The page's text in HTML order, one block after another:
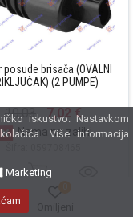
posude brisača (OVALNI
(2 PUMPE)
10,03 7,02 €
Nema na zalihi
iskustvo. Nastavkom
Više informacija
Marketing